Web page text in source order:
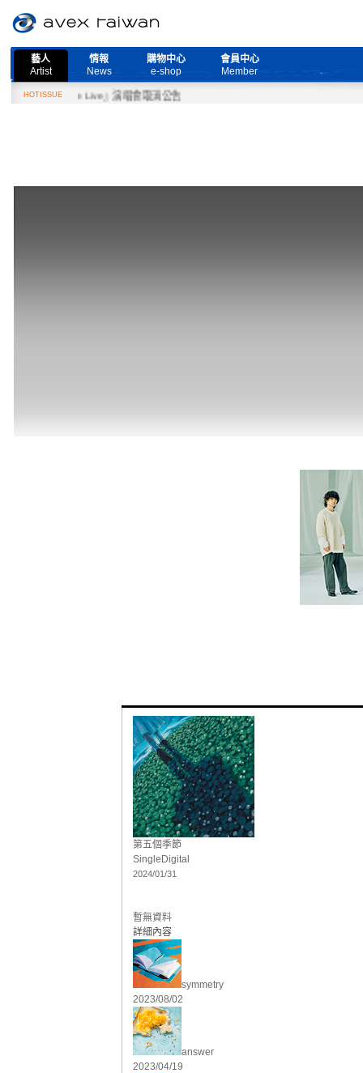
藝人
Artist
情報
News
購物中心
e-shop
會員中心
Member
HOTISSUE
More Live』演唱會取消公告
第五個季節
Single Digital
2024/01/31
暫無資料
詳細內容
symmetry
2023/08/02
answer
2023/04/19